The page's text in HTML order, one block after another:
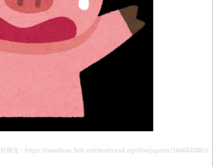
引用元：https://swallow.5ch.net/test/read.cgi/livejupiter/1646643861/